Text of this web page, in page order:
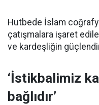
Hutbede İslam
çatışmalara işaret
ve kardeşliğin
‘İstikbalimiz
bağlıdır’